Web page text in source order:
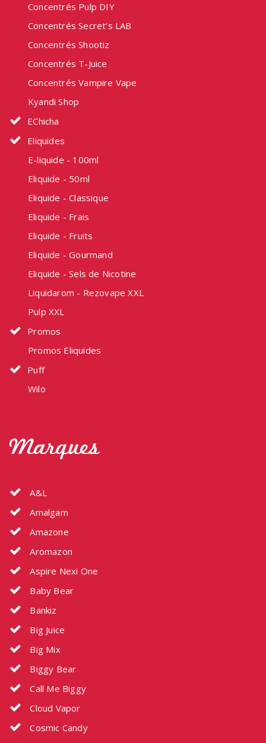
Concentrés Pulp DIY
Concentrés Secret's LAB
Concentrés Shootiz
Concentrés T-Juice
Concentrés Vampire Vape
Kyandi Shop
EChicha
Eliquides
E-liquide - 100ml
Eliquide - 50ml
Eliquide - Classique
Eliquide - Frais
Eliquide - Fruits
Eliquide - Gourmand
Eliquide - Sels de Nicotine
Liquidarom - Rezovape XXL
Pulp XXL
Promos
Promos Eliquides
Puff
Wilo
Marques
A&L
Amalgam
Amazone
Aromazon
Aspire Nexi One
Baby Bear
Bankiz
Big Juice
Big Mix
Biggy Bear
Call Me Biggy
Cloud Vapor
Cosmic Candy